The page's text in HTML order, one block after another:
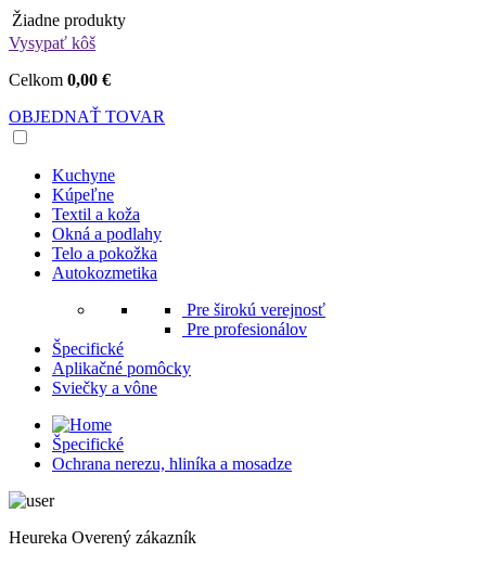
Žiadne produkty
Vysypať kôš
Celkom 0,00 €
OBJEDNAŤ TOVAR
Kuchyne
Kúpeľne
Textil a koža
Okná a podlahy
Telo a pokožka
Autokozmetika
Pre širokú verejnosť
Pre profesionálov
Špecifické
Aplikačné pomôcky
Sviečky a vône
Špecifické
Ochrana nerezu, hliníka a mosadze
Heureka Overený zákazník